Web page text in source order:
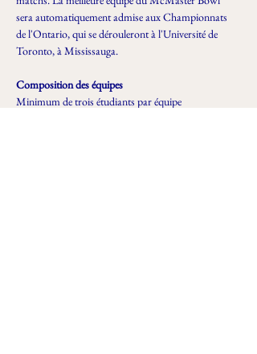
sera automatiquement admise aux Championnats
de l'Ontario, qui se dérouleront à l'Université de
Toronto, à Mississauga.
Composition des équipes
Minimum de trois étudiants par équipe